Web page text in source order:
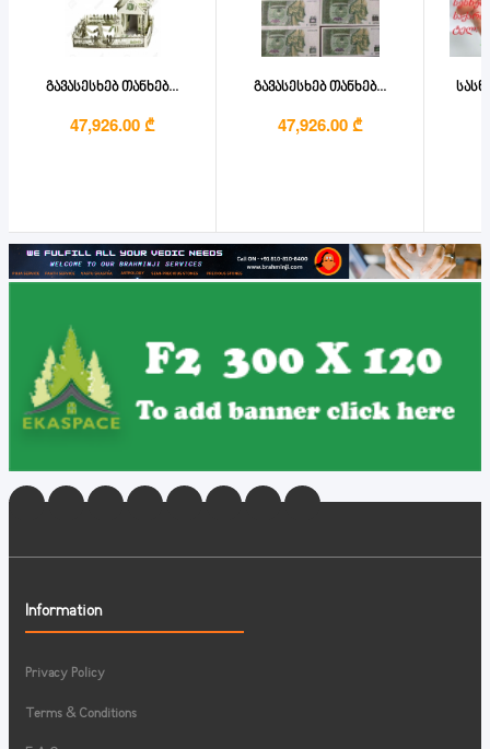
გავასესხებ თანხებ...
47,926.00 ₾
გავასესხებ თანხებ...
47,926.00 ₾
Information
Privacy Policy
Terms & Conditions